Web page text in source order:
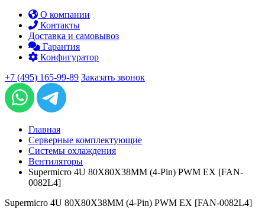
О компании
Контакты
Доставка и самовывоз
Гарантия
Конфигуратор
+7 (495) 165-99-89 Заказать звонок
Главная
Серверные комплектующие
Системы охлаждения
Вентиляторы
Supermicro 4U 80X80X38MM (4-Pin) PWM EX [FAN-
0082L4]
Supermicro 4U 80X80X38MM (4-Pin) PWM EX [FAN-0082L4]